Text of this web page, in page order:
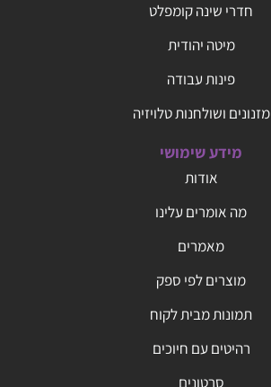
חדרי שינה קומפלט
מיטה יהודית
פינות עבודה
מזנונים ושולחנות טלויזיה
מידע שימושי
אודות
מה אומרים עלינו
מאמרים
מוצרים לפי ספק
תמונות מבית לקוח
רהיטים עם חיוכים
סרטונים